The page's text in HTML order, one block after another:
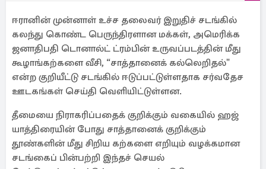
ஈரானின் முன்னாள் உச்ச தலைவர் இறுதிச் சடங்கில்
கலந்து கொண்ட பெருந்திரளான மக்கள், அமெரிக்க
ஜனாதிபதி டொனால்ட் ட்ரம்பின் உருவப்படத்தின் மீது
கூழாங்கற்களை வீசி, “சாத்தானைக் கல்லெறிதல்"
என்ற குறியீட்டு சடங்கில் ஈடுப்பட்டுள்ளதாக சர்வதேச
ஊடகங்கள் செய்தி வெளியிட்டுள்ளன.
தீமையை நிராகரிப்பதைக் குறிக்கும் வகையில் ஹஜ்
யாத்திரையின் போது சாத்தானைக் குறிக்கும்
தூண்களின் மீது சிறிய கற்களை எறியும் வழக்கமான
சடங்கைப் பின்பற்றி இந்தச் செயல்